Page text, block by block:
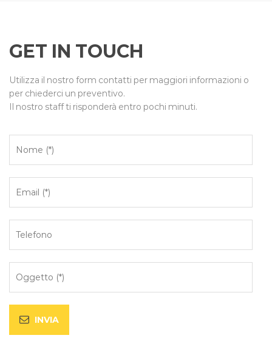
GET IN TOUCH
Utilizza il nostro form contatti per maggiori informazioni o
per chiederci un preventivo.
Il nostro staff ti risponderà entro pochi minuti.